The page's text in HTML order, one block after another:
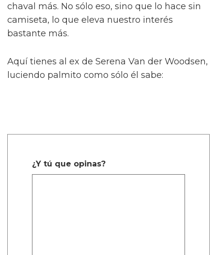
chaval más. No sólo eso, sino que lo hace sin
camiseta, lo que eleva nuestro interés
bastante más.
Aquí tienes al ex de Serena Van der Woodsen,
luciendo palmito como sólo él sabe:
¿Y tú que opinas?